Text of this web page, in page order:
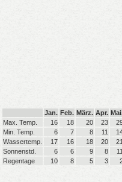
Jan. Feb. März. Apr.
Max. Temp.
16 18 20 23
Min. Temp.
6 7 8 11
Wassertemp.
17 16 18 20
Sonnenstd.
6 6 9 8
Regentage
10 8 5 3